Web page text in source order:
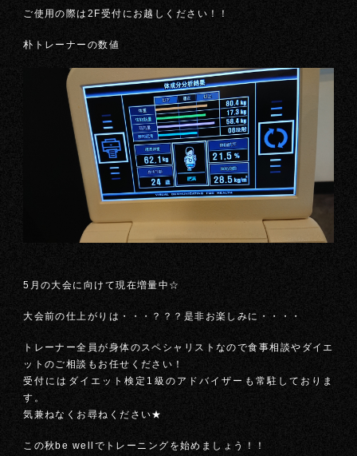
ご使用の際は2F受付にお越しください！！
朴トレーナーの数値
5月の大会に向けて現在増量中☆
大会前の仕上がりは・・・？？？是非お楽しみに・・・・
トレーナー全員が身体のスペシャリストなので食事相談やダイエ
ットのご相談もお任せください！
受付にはダイエット検定1級のアドバイザーも常駐しておりま
す。
気兼ねなくお尋ねください★
この秋be wellでトレーニングを始めましょう！！